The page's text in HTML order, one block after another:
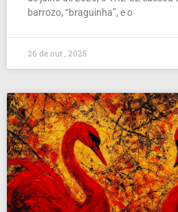
barrozo, “braguinha”, e o
26 de out , 2025